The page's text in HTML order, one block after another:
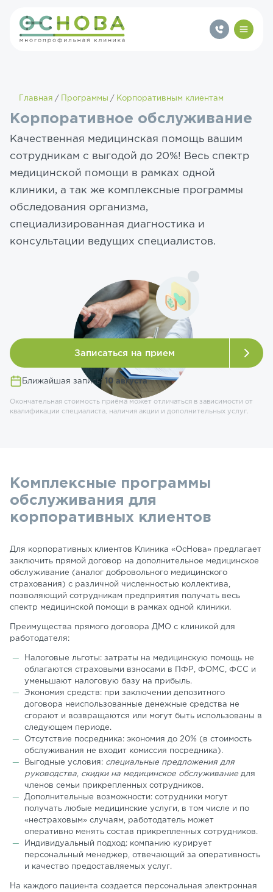
Главная Программы Корпоративным клиентам
Корпоративное обслуживание
Качественная медицинская помощь вашим
сотрудникам с выгодой до 20%! Весь спектр
медицинской помощи в рамках одной
клиники, а так же комплексные программы
обследования организма,
специализированная диагностика и
консультации ведущих специалистов.
Ближайшая запись: 10 августа
Записаться на прием
Окончательная стоимость приёма может отличаться в зависимости от
квалификации специалиста, наличия акции и дополнительных услуг.
Комплексные программы
обслуживания для
корпоративных клиентов
Для корпоративных клиентов Клиника «ОсНова» предлагает
заключить прямой договор на дополнительное медицинское
обслуживание (аналог добровольного медицинского
страхования) с различной численностью коллектива,
позволяющий сотрудникам предприятия получать весь
спектр медицинской помощи в рамках одной клиники.
Преимущества прямого договора ДМО с клиникой для
работодателя:
Налоговые льготы: затраты на медицинскую помощь не
облагаются страховыми взносами в ПФР, ФОМС, ФСС и
уменьшают налоговую базу на прибыль.
Экономия средств: при заключении депозитного
договора неиспользованные денежные средства не
сгорают и возвращаются или могут быть использованы в
следующем периоде.
Отсутствие посредника: экономия до 20% (в стоимость
обслуживания не входит комиссия посредника).
Выгодные условия: специальные предложения для
руководства
скидки на медицинское обслуживание для
членов семьи прикрепленных сотрудников.
Дополнительные возможности: сотрудники могут
получать любые медицинские услуги, в том числе и по
«нестраховым» случаям, работодатель может
оперативно менять состав прикрепленных сотрудников.
Индивидуальный подход: компанию курирует
персональный менеджер, отвечающий за оперативность
и качество предоставляемых услуг.
На каждого пациента создается персональная электронная